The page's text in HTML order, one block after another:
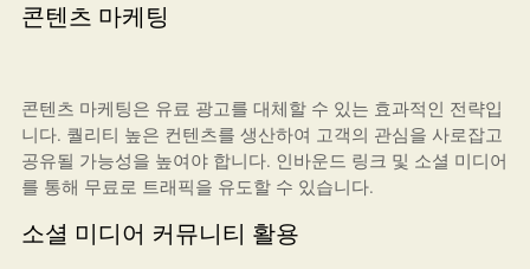
콘텐츠 마케팅
콘텐츠 마케팅은 유료 광고를 대체할 수 있는 효과적인 전략입
니다. 퀄리티 높은 컨텐츠를 생산하여 고객의 관심을 사로잡고
공유될 가능성을 높여야 합니다. 인바운드 링크 및 소셜 미디어
를 통해 무료로 트래픽을 유도할 수 있습니다.
소셜 미디어 커뮤니티 활용